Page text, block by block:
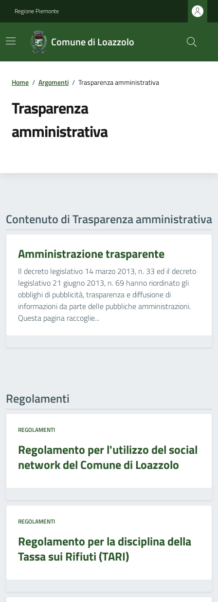
Regione Piemonte
Comune di Loazzolo
Home / Argomenti / Trasparenza amministrativa
Trasparenza
amministrativa
Contenuto di Trasparenza amministrativa
Amministrazione trasparente
Il decreto legislativo 14 marzo 2013, n. 33 ed il decreto
legislativo 21 giugno 2013, n. 69 hanno riordinato gli
obblighi di pubblicità, trasparenza e diffusione di
informazioni da parte delle pubbliche amministrazioni.
Questa pagina raccoglie...
Regolamenti
REGOLAMENTI
Regolamento per l'utilizzo del social
network del Comune di Loazzolo
REGOLAMENTI
Regolamento per la disciplina della
Tassa sui Rifiuti (TARI)